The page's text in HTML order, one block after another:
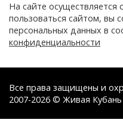
На сайте
пользоваться сайтом, вы
персональных данных в
конфиденциальности
Все права защищены и
2007-2026 © Живая Кубань